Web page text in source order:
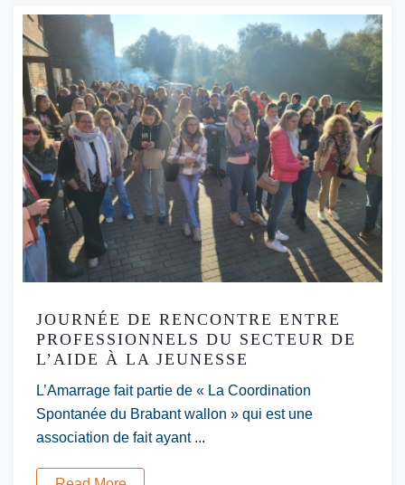
JOURNÉE DE RENCONTRE ENTRE
PROFESSIONNELS DU SECTEUR DE
L’AIDE À LA JEUNESSE
L’Amarrage fait partie de « La Coordination
Spontanée du Brabant wallon » qui est une
association de fait ayant ...